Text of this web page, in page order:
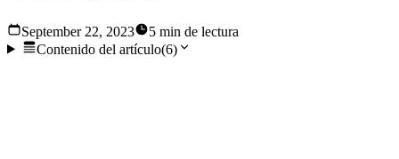
September 22, 2023
5 min de lectura
Contenido del artículo(6)